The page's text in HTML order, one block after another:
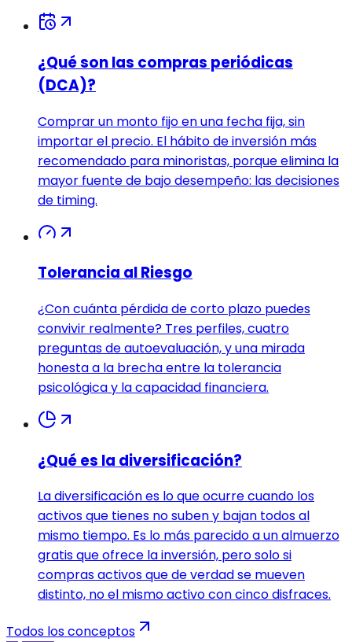
¿Qué son las compras periódicas
(DCA)?
Comprar un monto fijo en una fecha fija, sin
importar el precio. El hábito de inversión más
recomendado para minoristas, porque elimina la
mayor fuente de bajo desempeño: las decisiones
de timing.
Tolerancia al Riesgo
¿Con cuánta pérdida de corto plazo puedes
convivir realmente? Tres perfiles, cuatro
preguntas de autoevaluación, y una mirada
honesta a la brecha entre la tolerancia
psicológica y la capacidad financiera.
¿Qué es la diversificación?
La diversificación es lo que ocurre cuando los
activos que tienes no suben y bajan todos al
mismo tiempo. Es lo más parecido a un almuerzo
gratis que ofrece la inversión, pero solo si
compras activos que de verdad se mueven
distinto, no el mismo activo con cinco disfraces.
Todos los conceptos